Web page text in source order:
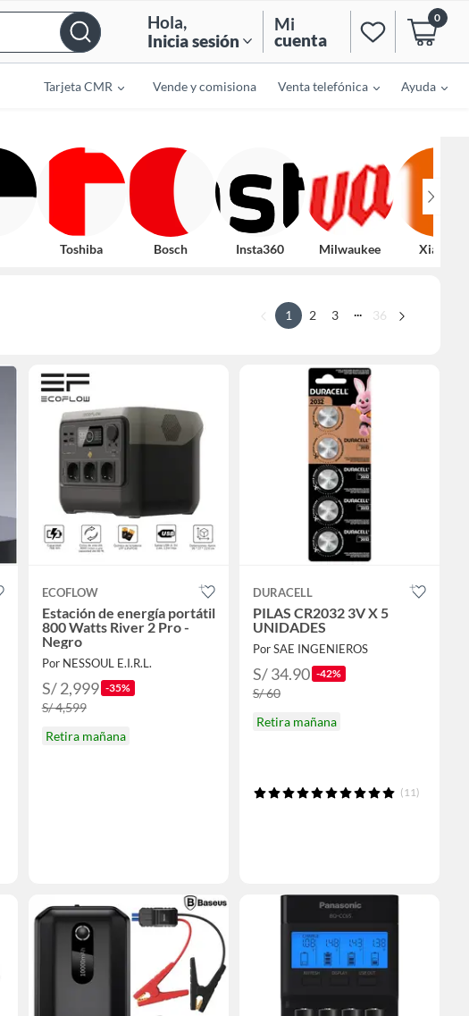
Hola,
Inicia sesión
Mi
cuenta
0
Tarjeta CMR Vende y comisiona Venta telefónica Ayuda
Toshiba Bosch Insta360 Milwaukee Xiaomi
1 2 3 ... 36
ECOFLOW
Estación de energía portátil
800 Watts River 2 Pro -
Negro
Por NESSOUL E.I.R.L.
S/ 2,999 -35%
S/ 4,599
Retira mañana
DURACELL
PILAS CR2032 3V X 5
UNIDADES
Por SAE INGENIEROS
S/ 34.90 -42%
S/ 60
Retira mañana
(11)